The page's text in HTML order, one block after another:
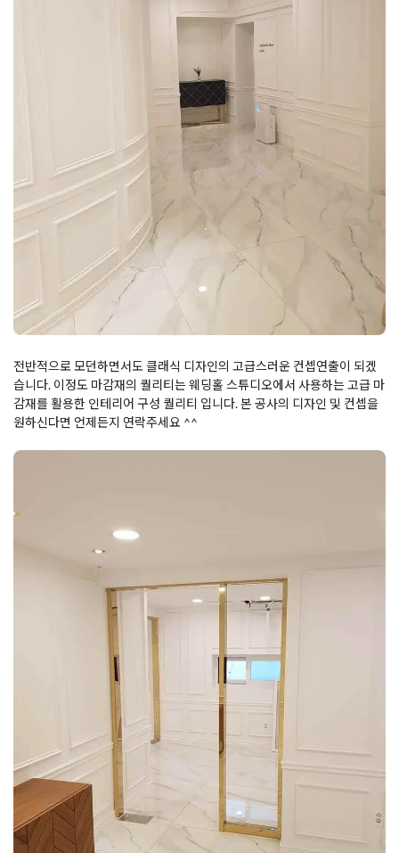
전반적으로 모던하면서도 클래식 디자인의 고급스러운 컨셉연출이 되겠
습니다. 이정도 마감재의 퀄리티는 웨딩홀 스튜디오에서 사용하는 고급 마
감재를 활용한 인테리어 구성 퀄리티 입니다. 본 공사의 디자인 및 컨셉을
원하신다면 언제든지 연락주세요 ^^